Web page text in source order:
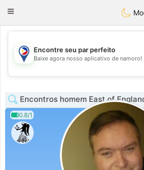
Philippines
Toggle
💖
💕
Encontre seu par perfeito
Baixe agora nosso aplicativo de namoro!
Encontros homem East of
0.8/1